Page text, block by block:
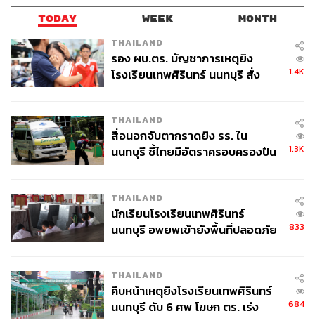
TODAY WEEK MONTH
THAILAND
รอง ผบ.ตร. บัญชาการเหตุยิง
โรงเรียนเทพศิรินทร์ นนทบุรี สั่ง
1.4K
THAILAND
สื่อนอกจับตากราดยิง รร. ใน
นนทบุรี ชี้ไทยมีอัตราครอบครองปืน
1.3K
THAILAND
นักเรียนโรงเรียนเทพศิรินทร์
นนทบุรี อพยพเข้ายังพื้นที่ปลอดภัย
833
THAILAND
คืบหน้าเหตุยิงโรงเรียนเทพศิรินทร์
นนทบุรี ดับ 6 ศพ โฆษก ตร. เร่ง
684